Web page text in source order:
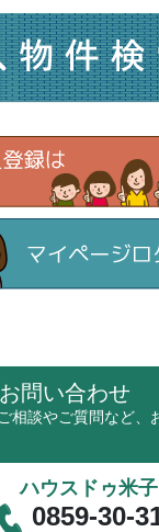
問い合わせ
相談やご質問など、
ハウスドゥ米子
0859-30-